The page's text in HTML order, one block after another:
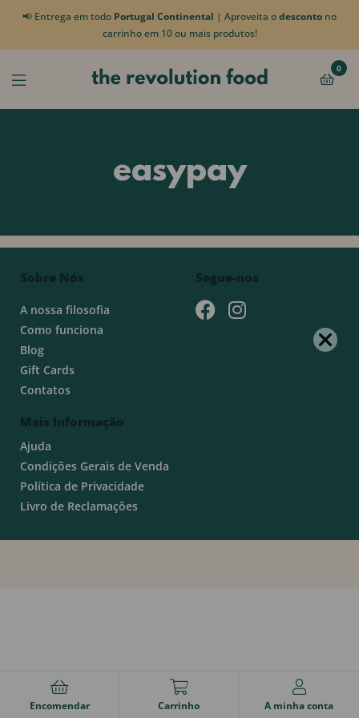
📢 Entrega em todo Portugal Continental | Aproveita odesconto no
carrinho em 10 ou mais produtos!
0
easypay
Sobre Nós
A nossa filosofia
Como funciona
Blog
Gift Cards
Contatos
Mais Informação
Ajuda
Condições Gerais de Venda
Política de Privacidade
Livro de Reclamações
Segue-nos
Encomendar Carrinho A minha conta